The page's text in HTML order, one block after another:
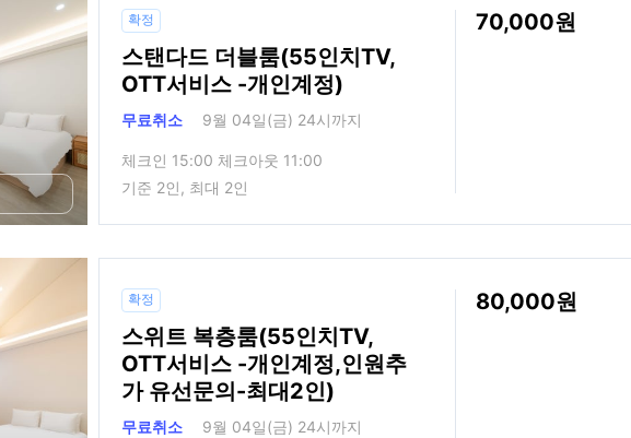
확정
스탠다드 더블룸(55인치TV,
OTT서비스 -개인계정)
무료취소 9월 04일(금) 24시까지
체크인 15:00 체크아웃 11:00
기준 2인, 최대 2인
70,000
확정
스위트 복층룸(55인치TV,
OTT서비스 -개인계정,인원추
가 유선문의-최대2인)
무료취소 9월 04일(금) 24시까지
80,000